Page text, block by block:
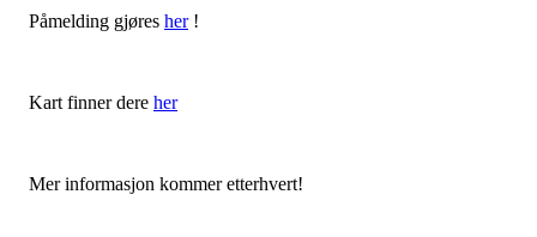
Påmelding gjøres her!
Kart finner dere her
Mer informasjon kommer etterhvert!